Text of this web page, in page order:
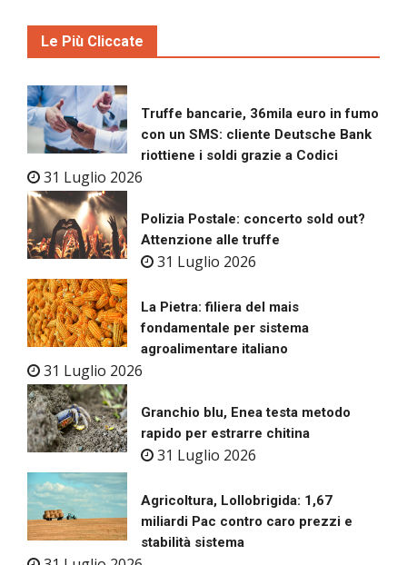
Le Più Cliccate
Truffe bancarie, 36mila euro in fumo
con un SMS: cliente Deutsche Bank
riottiene i soldi grazie a Codici
31 Luglio 2026
Polizia Postale: concerto sold out?
Attenzione alle truffe
31 Luglio 2026
La Pietra: filiera del mais
fondamentale per sistema
agroalimentare italiano
31 Luglio 2026
Granchio blu, Enea testa metodo
rapido per estrarre chitina
31 Luglio 2026
Agricoltura, Lollobrigida: 1,67
miliardi Pac contro caro prezzi e
stabilità sistema